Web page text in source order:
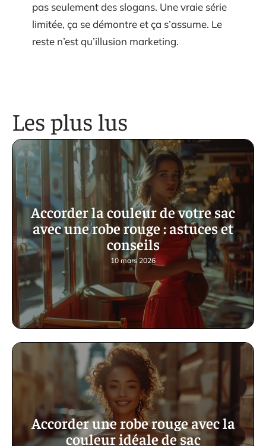
pas seulement des slogans. Une vraie série
limitée, ça se démontre et ça s’assume. Le
reste n’est qu’illusion marketing.
Les plus lus
Accorder la couleur de votre sac
avec une robe rouge : astuces et
conseils
10 mars 2026
Accorder une robe rouge avec la
couleur idéale de sac